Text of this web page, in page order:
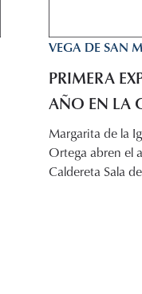
VEGA DE SAN
PRIMERA
AÑO EN LA
Margarita de la
Ortega abren el
Caldereta Sala